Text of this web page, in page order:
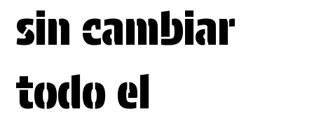
sin cambiar
todo el